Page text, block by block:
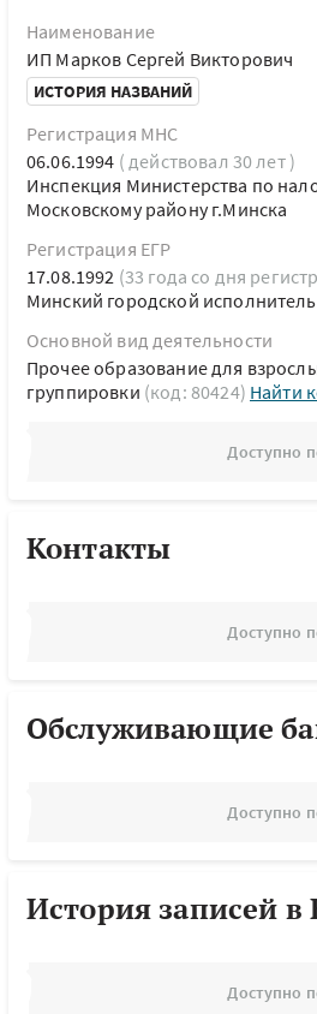
Наименование
ИП Марков Сергей Викторович
ИСТОРИЯ НАЗВАНИЙ
Регистрация МНС
06.06.1994 ( действовал 30 лет )
Инспекция Министерства по
Московскому району г.Минска
Регистрация ЕГР
17.08.1992 (33 года со дня
Минский городской
Основной вид деятельности
Прочее образование для
группировки (код: 80424) Найти
Доступно
Контакты
Доступно
Обслуживающие
Доступно
История записей в
Доступно